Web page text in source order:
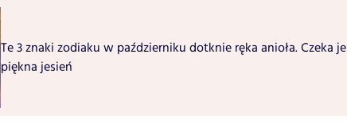
Te 3 znaki zodiaku w październiku dotknie ręka anioła. Czeka je
piękna jesień